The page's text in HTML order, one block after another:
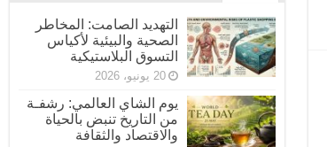
التهديد الصامت: المخاطر
الصحية والبيئية لأكياس
التسوق البلاستيكية
20 يونيو، 2026
يوم الشاي العالمي: رشفـة
من التاريخ تنبض بالحياة
والاقتصاد والثقافة